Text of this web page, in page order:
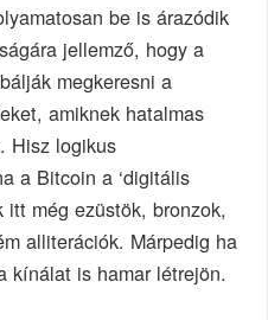
be is árazódik
jellemző, hogy a
megkeresni a
amiknek hatalmas
Hisz logikus
a Bitcoin a ‘digitális
itt még ezüstök, bronzok,
alliterációk. Márpedig ha
kínálat is hamar létrejön.